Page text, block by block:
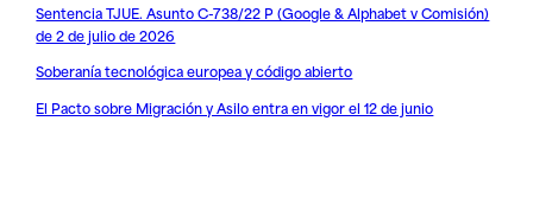
Sentencia TJUE. Asunto C-738/22 P (Google & Alphabet v Comisión)
de 2 de julio de 2026
Soberanía tecnológica europea y código abierto
El Pacto sobre Migración y Asilo entra en vigor el 12 de junio